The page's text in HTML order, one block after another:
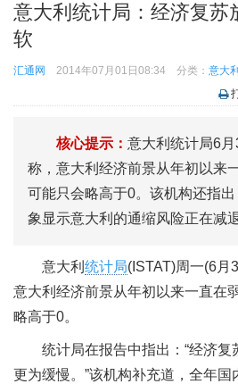
意大利统计局：经济复苏
软
汇通网 2014年07月01日08:34 分类： 意大利
核心提示： 意大利统计局6
称，意大利经济前景从年初以来
可能只会略高于0。该机构还指
象显示意大利的通缩风险正在减退
意大利 统计局(ISTAT)周一(6月
意大利经济前景从年初以来一直在
略高于0。
统计局在报告中指出：“经济
更为缓慢。”该机构补充道，全年国